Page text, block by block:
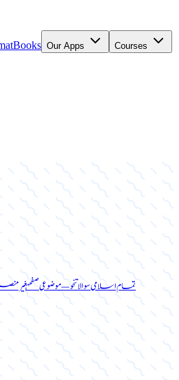
Books Our Apps Courses
تمام اسلامی سوالاتنحو — موضوعی صفحہغیر